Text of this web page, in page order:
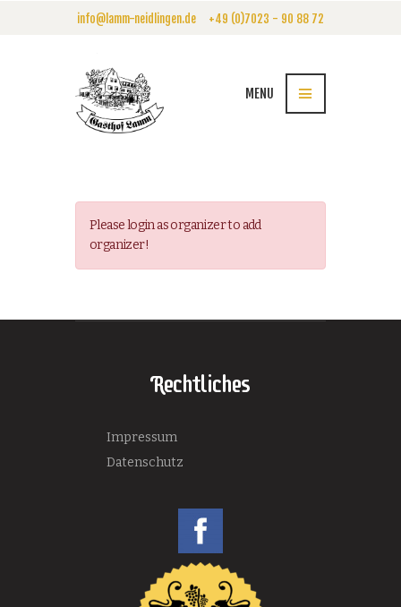
info@lamm-neidlingen.de +49 (0)7023 - 90 88 72
MENU
Please login as organizer to add
organizer!
Rechtliches
Impressum
Datenschutz